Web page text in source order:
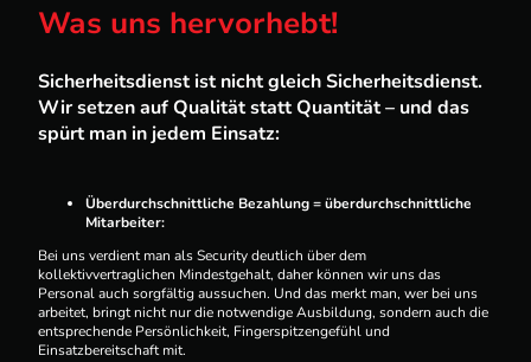
Was uns hervorhebt!
Sicherheitsdienst ist nicht gleich Sicherheitsdienst.
Wir setzen auf Qualität statt Quantität – und das
spürt man in jedem Einsatz:
Überdurchschnittliche Bezahlung = überdurchschnittliche
Mitarbeiter:
Bei uns verdient man als Security deutlich über dem
kollektivvertraglichen Mindestgehalt, daher können wir uns das
Personal auch sorgfältig aussuchen. Und das merkt man, wer bei uns
arbeitet, bringt nicht nur die notwendige Ausbildung, sondern auch die
entsprechende Persönlichkeit, Fingerspitzengefühl und
Einsatzbereitschaft mit.